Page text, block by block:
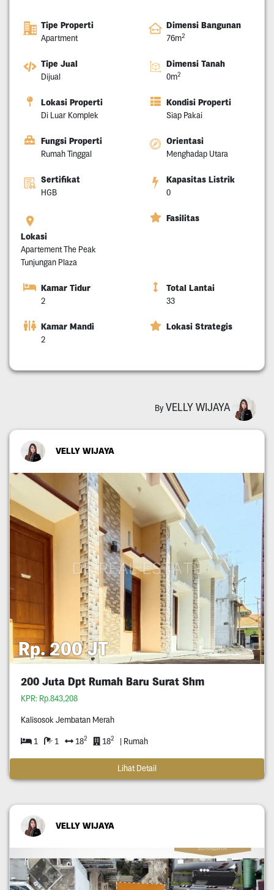
Tipe Properti
Apartment
Dimensi Bangunan
76m2
Tipe Jual
Dijual
Dimensi Tanah
0m2
Lokasi Properti
Di Luar Komplek
Kondisi Properti
Siap Pakai
Fungsi Properti
Rumah Tinggal
Orientasi
Menghadap Utara
Sertifikat
HGB
Kapasitas Listrik
0
Lokasi
Apartement The Peak
Tunjungan Plaza
Fasilitas
Kamar Tidur
2
Total Lantai
33
Kamar Mandi
2
Lokasi Strategis
By VELLY WIJAYA
VELLY WIJAYA
Rp. 200 JT
200 Juta Dpt Rumah Baru Surat Shm
KPR: Rp.843,208
Kalisosok Jembatan Merah
1 1 182 182 | Rumah
Lihat Detail
VELLY WIJAYA